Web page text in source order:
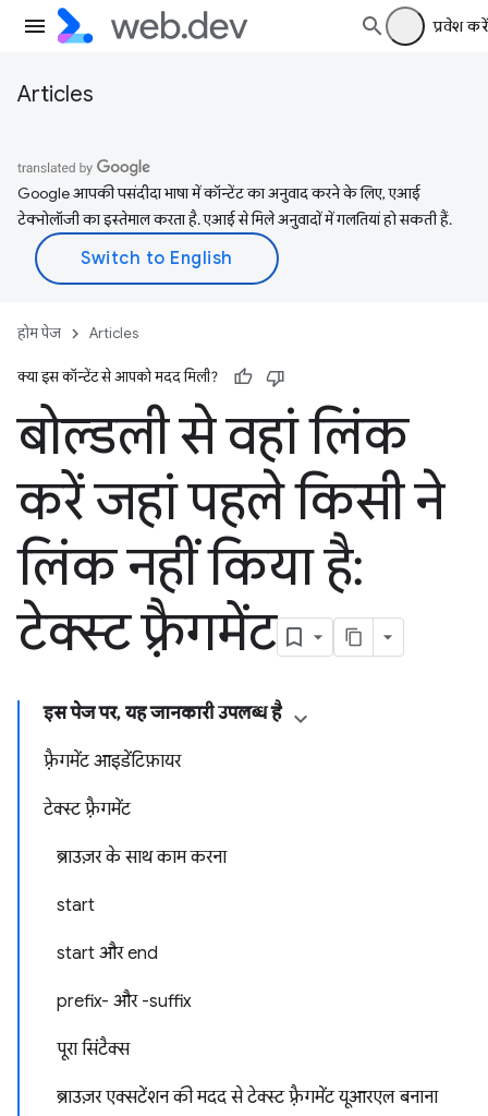
प्रवेश करें
Articles
Google आपकी पसंदीदा भाषा में कॉन्टेंट का अनुवाद करने के लिए, एआई
टेक्नोलॉजी का इस्तेमाल करता है. एआई से मिले अनुवादों में गलतियां हो सकती हैं.
होम पेज Articles
क्या इस कॉन्टेंट से आपको मदद मिली?
बोल्डली से वहां लिंक
करें जहां पहले किसी ने
लिंक नहीं किया है:
टेक्स्ट फ़्रैगमेंट
इस पेज पर, यह जानकारी उपलब्ध है
फ़्रैगमेंट आइडेंटिफ़ायर
टेक्स्ट फ़्रैगमेंट
ब्राउज़र के साथ काम करना
start
start और end
prefix- और -suffix
पूरा सिंटैक्स
ब्राउज़र एक्सटेंशन की मदद से टेक्स्ट फ़्रैगमेंट यूआरएल बनाना